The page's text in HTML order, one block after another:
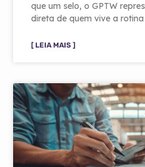
que um selo, o GPTW
direta de quem vive a rotina
[ LEIA MAIS ]